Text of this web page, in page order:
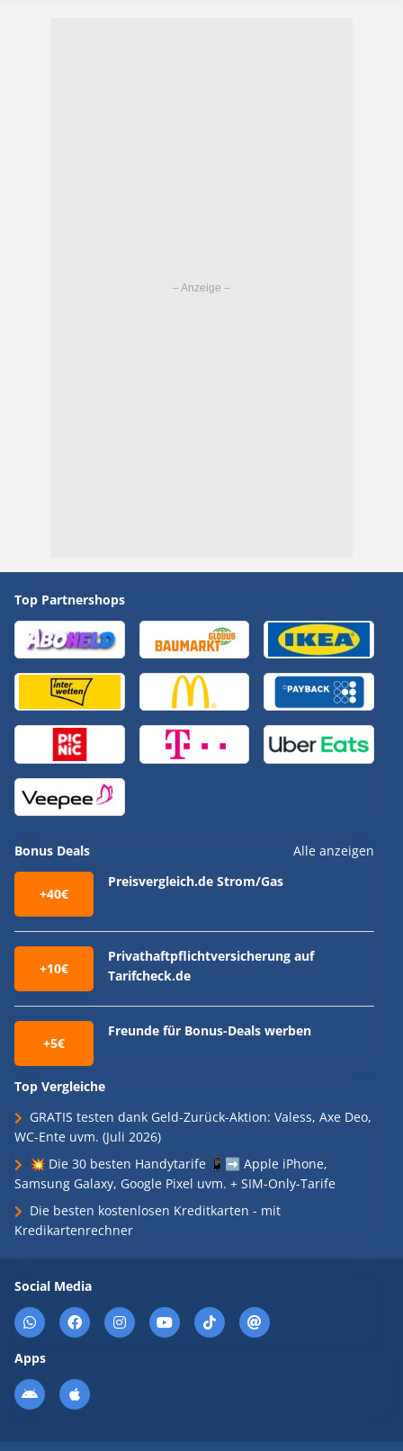
Top Partnershops
Bonus Deals Alle anzeigen
+40€
Preisvergleich.de Strom/Gas
+10€
Privathaftpflichtversicherung auf
Tarifcheck.de
+5€
Freunde für Bonus-Deals werben
Top Vergleiche
GRATIS testen dank Geld-Zurück-Aktion: Valess, Axe Deo,
WC-Ente uvm. (Juli 2026)
💥 Die 30 besten Handytarife 📱➡️ Apple iPhone,
Samsung Galaxy, Google Pixel uvm. + SIM-Only-Tarife
Die besten kostenlosen Kreditkarten - mit
Kredikartenrechner
Social Media
Apps